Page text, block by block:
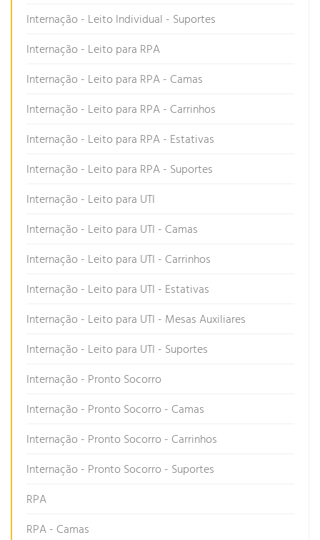
Internação - Leito Individual - Suportes
Internação - Leito para RPA
Internação - Leito para RPA - Camas
Internação - Leito para RPA - Carrinhos
Internação - Leito para RPA - Estativas
Internação - Leito para RPA - Suportes
Internação - Leito para UTI
Internação - Leito para UTI - Camas
Internação - Leito para UTI - Carrinhos
Internação - Leito para UTI - Estativas
Internação - Leito para UTI - Mesas Auxiliares
Internação - Leito para UTI - Suportes
Internação - Pronto Socorro
Internação - Pronto Socorro - Camas
Internação - Pronto Socorro - Carrinhos
Internação - Pronto Socorro - Suportes
RPA
RPA - Camas